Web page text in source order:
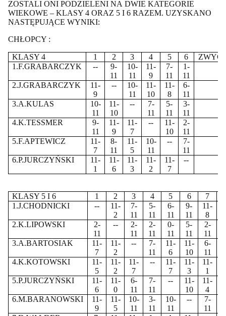
ZOSTALI ONI PODZIELENI NA DWIE KATEGORIE
WIEKOWE – KLASY 4 ORAZ 5 I 6 RAZEM. UZYSKANO
NASTĘPUJĄCE WYNIKI:
CHŁOPCY :
KLASY 4 1 2 3 4 5 6
1.F.GRABARCZYK
--
9-
11
10-
11
11-
9
7-
11
1-
11
2.J.GRABARCZYK
11-
9
--
10-
11
11-
10
11-
8
6-
11
3.A.KULAS
10-
11
11-
10
--
7-
11
5-
11
3-
11
4.K.TESSMER
9-
11
11-
9
11-
7
--
11-
10
2-
11
5.F.APTEWICZ
11-
7
8-
11
11-
5
10-
11
--
7-
11
6.P.JURCZYŃSKI
11-
1
11-
6
11-
3
11-
2
11-
7
--
KLASY 5 I 6 1 2 3 4 5 6 7
1.J.CHODNICKI
--
11-
2
7-
11
5-
11
6-
11
9-
11
11-
8
2.K.LIPOWSKI
2-
11
--
2-
11
2-
11
0-
11
5-
11
2-
11
3.A.BARTOSIAK
11-
7
11-
2
--
7-
11
11-
6
11-
10
6-
11
4.K.KOTOWSKI
11-
5
11-
2
11-
7
--
11-
7
11-
3
11-
1
5.P.JURCZYŃSKI
11-
6
11-
0
6-
11
7-
11
--
11-
10
11-
4
6.M.BARANOWSKI
11-
9
11-
5
10-
11
3-
11
10-
11
--
7-
11